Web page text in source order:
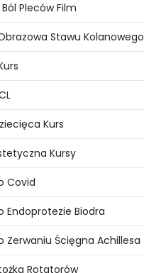
Pleców Film
Stawu Kolanowego
Kurs
Kursy
Covid
Endoprotezie Biodra
Zerwaniu Ścięgna Achillesa
Rotatorów